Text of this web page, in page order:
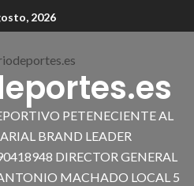
2026
PETENECIENTE AL
BRAND LEADER
DIRECTOR GENERAL
ANTONIO MACHADO LOCAL 5